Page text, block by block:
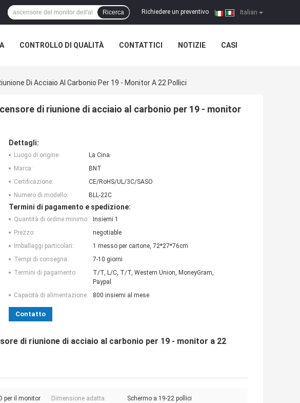
Italian
Richiedere un preventivo |
Ricerca
CONTROLLO DI QUALITÀ CONTATTICI NOTIZIE CASI
Di Acciaio Al Carbonio Per 19 - Monitor A 22 Pollici
di riunione di acciaio al carbonio per 19 - monitor
Dettagli:
Luogo di origine:
La Cina
Marca:
BNT
Certificazione:
CE/RoHS/UL/3C/SASO
Numero di modello:
BLL-22C
Termini di pagamento e spedizione:
Quantità di ordine minimo:
Insiemi 1
Prezzo:
negotiable
Imballaggi particolari:
1 messo per cartone, 72*27*76cm
Tempi di consegna:
7-10 giorni
Termini di pagamento:
T/T, L/C, T/T, Western Union, MoneyGram,
Paypal
Capacità di alimentazione:
800 insiemi al mese
Contatto
di riunione di acciaio al carbonio per 19 - monitor a 22
per il monitor Dimensione adatta: Schermo a 19-22 pollici